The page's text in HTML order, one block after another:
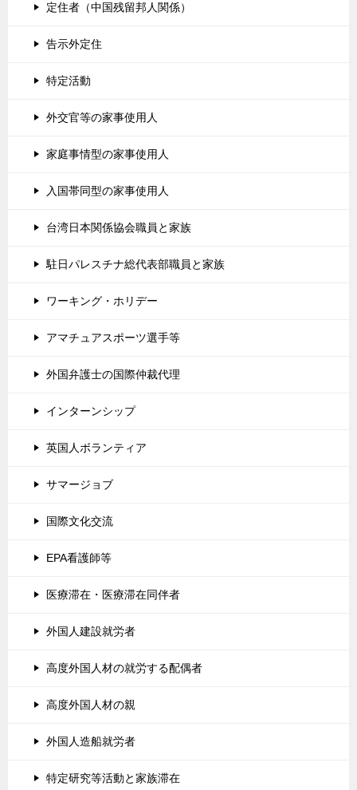
定住者（中国残留邦人関係）
告示外定住
特定活動
外交官等の家事使用人
家庭事情型の家事使用人
入国帯同型の家事使用人
台湾日本関係協会職員と家族
駐日パレスチナ総代表部職員と家族
ワーキング・ホリデー
アマチュアスポーツ選手等
外国弁護士の国際仲裁代理
インターンシップ
英国人ボランティア
サマージョブ
国際文化交流
EPA看護師等
医療滞在・医療滞在同伴者
外国人建設就労者
高度外国人材の就労する配偶者
高度外国人材の親
外国人造船就労者
特定研究等活動と家族滞在